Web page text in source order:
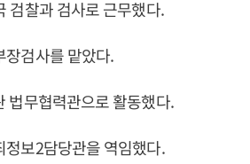
검찰과 검사로 근무했다.
장검사를 맡았다.
법무협력관으로 활동했다.
보2담당관을 역임했다.